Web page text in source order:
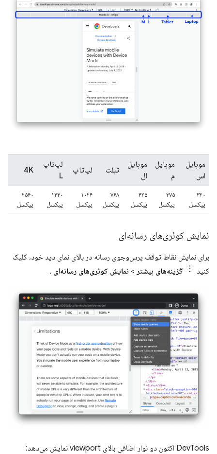
موبایل
اس
موبایل
م
موبایل
ال
تبلت لپ‌تاپ
لپ‌تاپ
L
4K
۳۲۰
پیکسل
۳۷۵
پیکسل
۴۲۵
پیکسل
۷۶۸
پیکسل
۱۰۲۴
پیکسل
۱۴۴۰
پیکسل
۲۵۶۰
پیکسل
نمایش کوئری‌های رسانه‌ای
برای نمایش نقاط توقف پرس‌وجوی رسانه در بالای نمای دید خود، کلیک
کنید
گزینه‌های بیشتر > نمایش کوئری‌های رسانه‌ای .
DevTools اکنون دو نوار اضافی بالای viewport نمایش می‌دهد: